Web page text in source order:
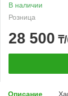
В наличии
Розница
28 500
Описание